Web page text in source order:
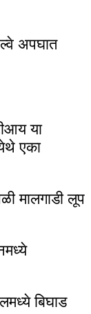
अपघात
या
एका
मालगाडी लूप
बिघाड